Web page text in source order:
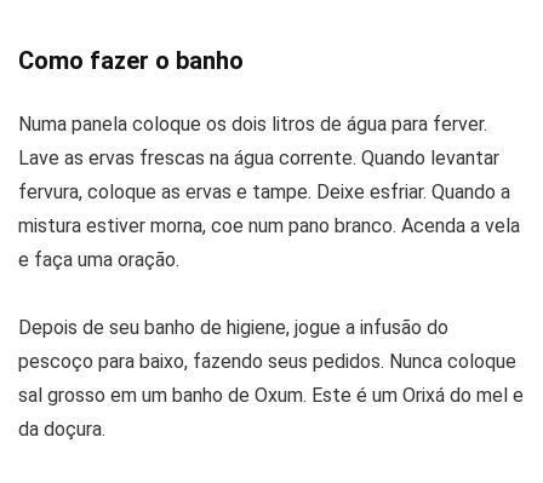
Como fazer o banho
Numa panela coloque os dois litros de água para ferver.
Lave as ervas frescas na água corrente. Quando levantar
fervura, coloque as ervas e tampe. Deixe esfriar. Quando a
mistura estiver morna, coe num pano branco. Acenda a vela
e faça uma oração.
Depois de seu banho de higiene, jogue a infusão do
pescoço para baixo, fazendo seus pedidos. Nunca coloque
sal grosso em um banho de Oxum. Este é um Orixá do mel e
da doçura.